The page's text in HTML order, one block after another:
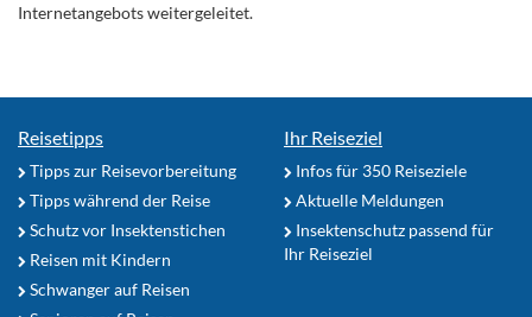
Internetangebots weitergeleitet.
Reisetipps
Tipps zur Reisevorbereitung
Tipps während der Reise
Schutz vor Insektenstichen
Reisen mit Kindern
Schwanger auf Reisen
Ihr Reiseziel
Infos für 350 Reiseziele
Aktuelle Meldungen
Insektenschutz passend für
Ihr Reiseziel